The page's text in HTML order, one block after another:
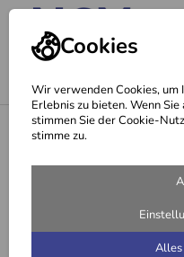
Cookies
Wir verwenden Cookies, um
Erlebnis zu bieten. Wenn
stimmen Sie der Cookie-
stimme zu.
Markenshops
Manuka Health
Filter (2)